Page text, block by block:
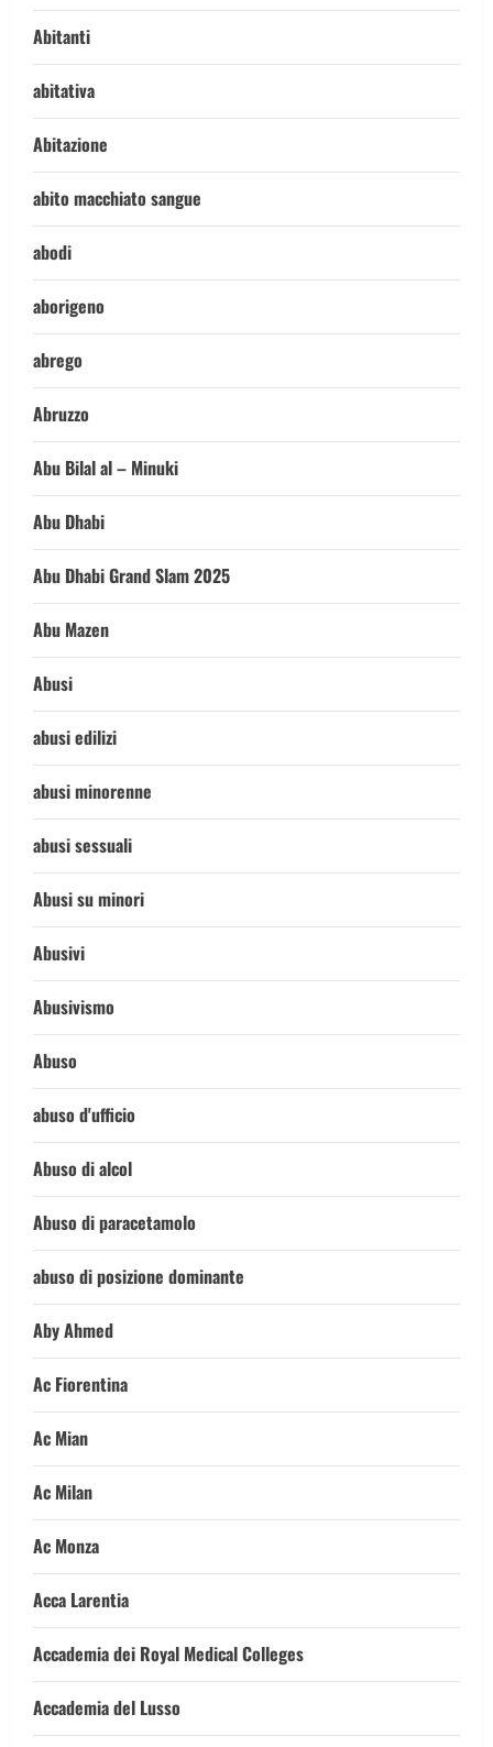
Abitanti
abitativa
Abitazione
abito macchiato sangue
abodi
aborigeno
abrego
Abruzzo
Abu Bilal al – Minuki
Abu Dhabi
Abu Dhabi Grand Slam 2025
Abu Mazen
Abusi
abusi edilizi
abusi minorenne
abusi sessuali
Abusi su minori
Abusivi
Abusivismo
Abuso
abuso d'ufficio
Abuso di alcol
Abuso di paracetamolo
abuso di posizione dominante
Aby Ahmed
Ac Fiorentina
Ac Mian
Ac Milan
Ac Monza
Acca Larentia
Accademia dei Royal Medical Colleges
Accademia del Lusso